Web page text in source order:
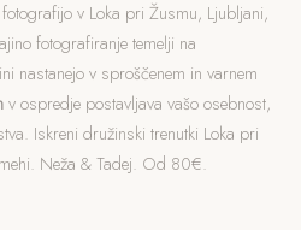
v Loka pri Žusmu, Ljubljani,
fotografiranje temelji na
nastanejo v sproščenem in varnem
v ospredje postavljava vašo osebnost,
Iskreni družinski trenutki Loka pri
Neža & Tadej. Od 80€.